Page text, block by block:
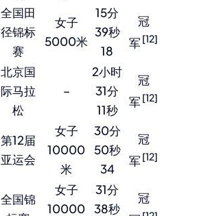
全国田
径锦标
赛
女子
5000米
15分
39秒
18
冠
军 [12]
北京国
际马拉
松
–
2小时
31分
11秒
冠
军 [12]
第12届
亚运会
女子
10000
米
30分
50秒
34
冠
军 [12]
全国锦
女子
10000
31分
38秒
冠